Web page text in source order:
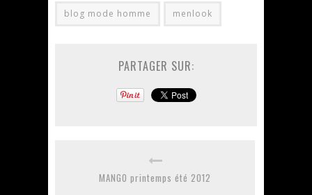
blog mode homme menlook
PARTAGER SUR:
MANGO printemps été 2012